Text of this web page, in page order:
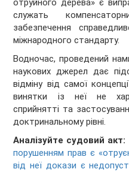
отруйного дерева» є
служать
забезпечення
міжнародного стандарту.
Водночас, проведений
наукових джерел дає
відміну від самої
винятки із неї не
сприйнятті та
доктринальному рівні.
Аналізуйте судовий акт:
порушенням прав є
від неї докази є